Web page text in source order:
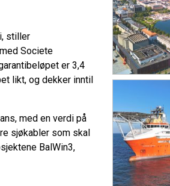
stiller
Societe
er 3,4
likt, og dekker inntil
med en verdi på
sjøkabler som skal
BalWin3,